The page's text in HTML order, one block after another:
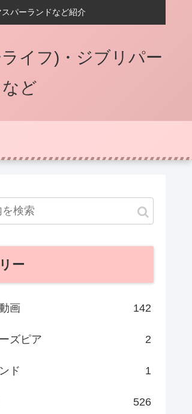
パーランドなど紹介
イフ)・ジブリパー
ど
ー
画 142
ズピア 2
ド 1
526